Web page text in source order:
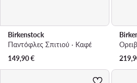
Birkenstock
Παντόφλες Σπιτιού · Καφέ
149,90€